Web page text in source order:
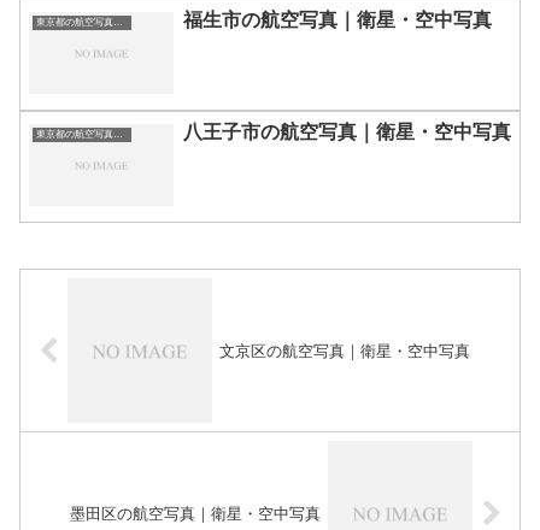
東京都の航空写真・空中写真 福生市の航空写真｜衛星・空中写真
東京都の航空写真・空中写真 八王子市の航空写真｜衛星・空中写真
文京区の航空写真｜衛星・空中写真
墨田区の航空写真｜衛星・空中写真